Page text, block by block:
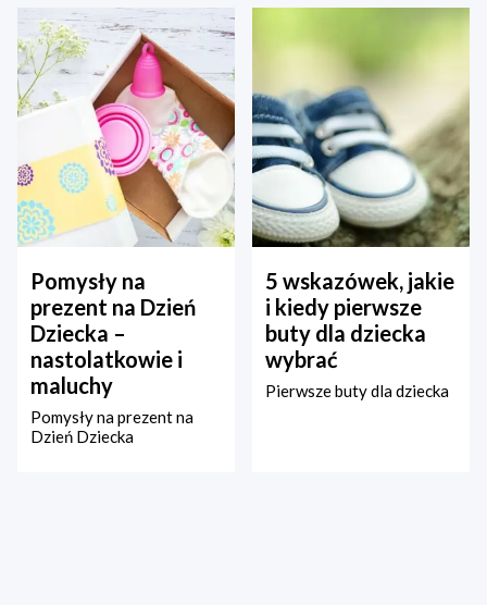
Pomysły na
prezent na Dzień
Dziecka –
nastolatkowie i
maluchy
Pomysły na prezent na
Dzień Dziecka
5 wskazówek, jakie
i kiedy pierwsze
buty dla dziecka
wybrać
Pierwsze buty dla dziecka